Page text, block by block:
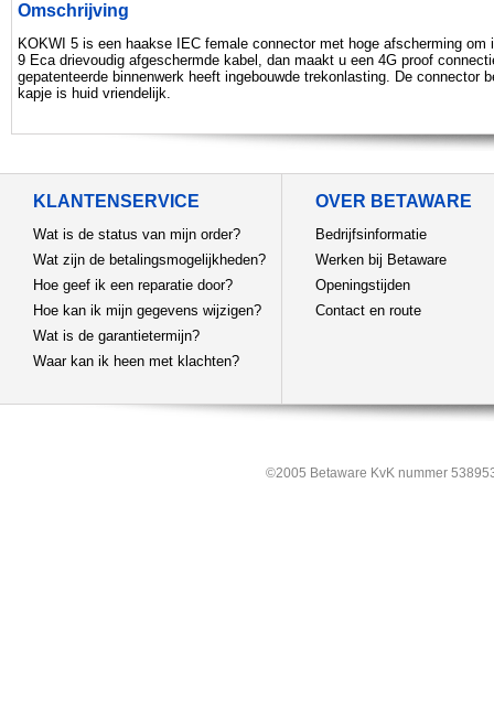
Omschrijving
KOKWI 5 is een haakse IEC female connector met hoge afscherming
9 Eca drievoudig afgeschermde kabel, dan maakt u een 4G proof
gepatenteerde binnenwerk heeft ingebouwde trekonlasting. De
kapje is huid vriendelijk.
KLANTENSERVICE
Wat is de status van mijn order?
Wat zijn de betalingsmogelijkheden?
Hoe geef ik een reparatie door?
Hoe kan ik mijn gegevens wijzigen?
Wat is de garantietermijn?
Waar kan ik heen met klachten?
OVER BETAWARE
Bedrijfsinformatie
Werken bij Betaware
Openingstijden
Contact en route
©2005 Betaware KvK nummer